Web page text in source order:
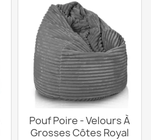
Pouf Poire - Velours À
Grosses Côtes Royal